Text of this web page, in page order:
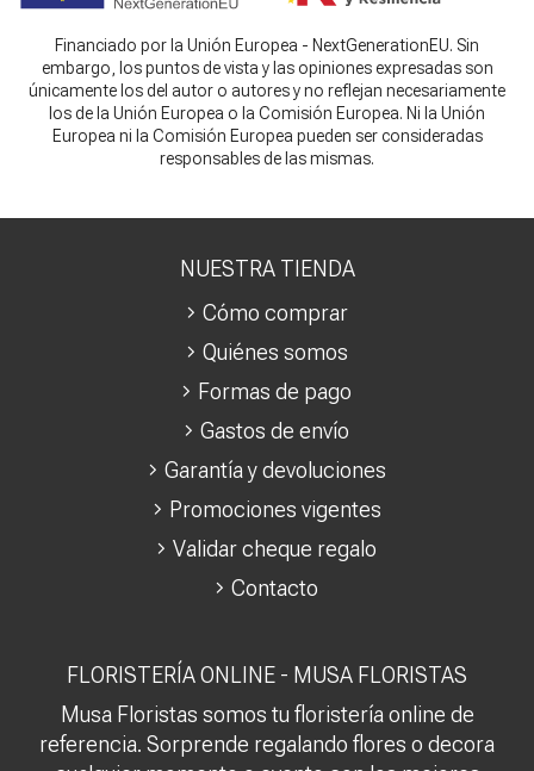
Financiado por la Unión Europea - NextGenerationEU. Sin
embargo, los puntos de vista y las opiniones expresadas son
únicamente los del autor o autores y no reflejan necesariamente
los de la Unión Europea o la Comisión Europea. Ni la Unión
Europea ni la Comisión Europea pueden ser consideradas
responsables de las mismas.
FLORISTERÍA ONLINE - MUSA FLORISTAS
Musa Floristas somos tu floristería online de
referencia. Sorprende regalando flores o decora
NUESTRA TIENDA
Cómo comprar
Quiénes somos
Formas de pago
Gastos de envío
Garantía y devoluciones
Promociones vigentes
Validar cheque regalo
Contacto